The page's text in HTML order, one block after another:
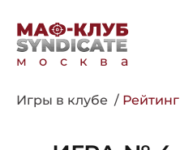
москва
Игры в клубе Рейтинг